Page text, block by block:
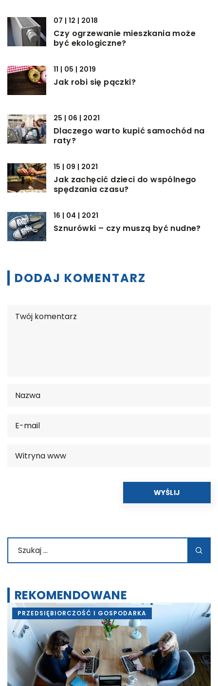
07 | 12 | 2018
Czy ogrzewanie mieszkania może
być ekologiczne?
11 | 05 | 2019
Jak robi się pączki?
25 | 06 | 2021
Dlaczego warto kupić samochód na
raty?
15 | 09 | 2021
Jak zachęcić dzieci do wspólnego
spędzania czasu?
16 | 04 | 2021
Sznurówki – czy muszą być nudne?
DODAJ KOMENTARZ
REKOMENDOWANE
PRZEDSIĘBIORCZOŚĆ I GOSPODARKA